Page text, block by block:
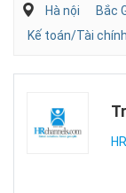
Hà nội Bắc
Kế toán/Tài